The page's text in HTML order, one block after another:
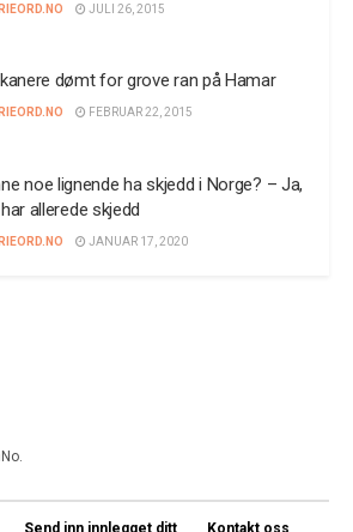
JULI 26, 2015
dømt for grove ran på Hamar
FEBRUAR 22, 2015
noe lignende ha skjedd i Norge? – Ja,
allerede skjedd
JANUAR 17, 2020
Send inn innlegget ditt Kontakt oss